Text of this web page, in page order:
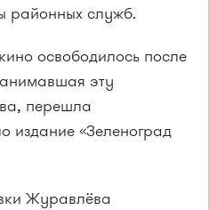
районных служб.
освободилось после
эту
перешла
издание «Зеленоград
Журавлёва